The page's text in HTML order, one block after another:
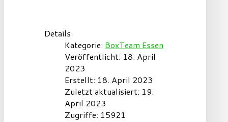
Details
Kategorie: BoxTeam Essen
Veröffentlicht: 18. April
2023
Erstellt: 18. April 2023
Zuletzt aktualisiert: 19.
April 2023
Zugriffe: 15921